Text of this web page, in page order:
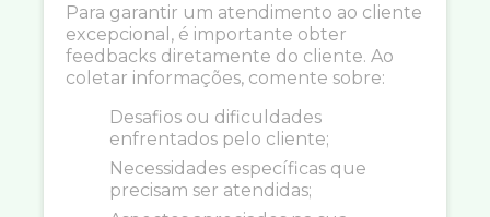
Para garantir um atendimento ao cliente
excepcional, é importante obter
feedbacks diretamente do cliente. Ao
coletar informações, comente sobre:
Desafios ou dificuldades
enfrentados pelo cliente;
Necessidades específicas que
precisam ser atendidas;